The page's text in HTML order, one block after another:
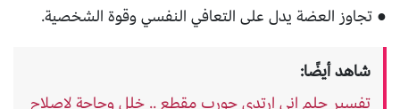
● تجاوز العضة يدل على التعافي النفسي وقوة الشخصية.
شاهد أيضًا:
تفسير حلم اني ارتدي جورب مقطع .. خلل وحاجة لاصلاح